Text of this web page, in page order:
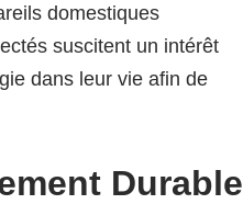
domestiques
suscitent un intérêt
dans leur vie afin de
Durable